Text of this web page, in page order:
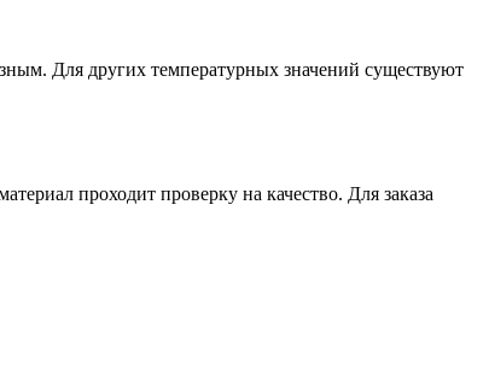
Для других температурных значений существуют
проходит проверку на качество. Для заказа